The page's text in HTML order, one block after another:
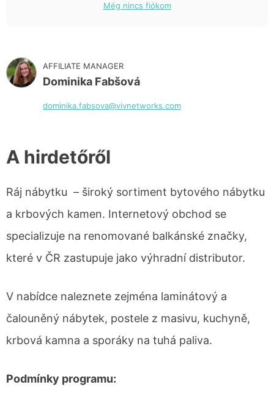
Még nincs fiókom
AFFILIATE MANAGER
Dominika Fabšová
dominika.fabsova@vivnetworks.com
A hirdetőről
Ráj nábytku – široký sortiment bytového nábytku
a krbových kamen. Internetový obchod se
specializuje na renomované balkánské značky,
které v ČR zastupuje jako výhradní distributor.
V nabídce naleznete zejména laminátový a
čalouněný nábytek, postele z masivu, kuchyně,
krbová kamna a sporáky na tuhá paliva.
Podmínky programu: